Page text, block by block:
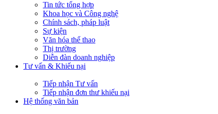
Tin tức tổng hợp
Khoa học và Công nghệ
Chính sách, pháp luật
Sự kiện
Văn hóa thể thao
Thị trường
Diễn đàn doanh nghiệp
Tư vấn & Khiếu nại
Tiếp nhận Tư vấn
Tiếp nhận đơn thư khiếu nại
Hệ thống văn bản